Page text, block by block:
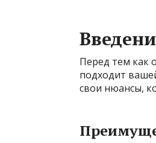
Перед тем как
подходит
свои нюансы,